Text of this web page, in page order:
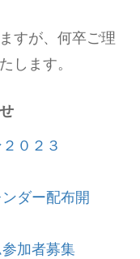
すが、何卒ご理
します。
０２３
ダー配布開
加者募集